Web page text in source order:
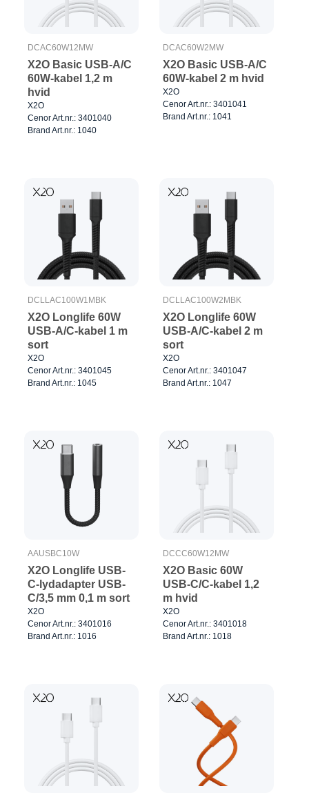
DCAC60W12MW
X2O Basic USB-A/C
60W-kabel 1,2 m
hvid
X2O
Cenor Art.nr.: 3401040
Brand Art.nr.: 1040
DCAC60W2MW
X2O Basic USB-A/C
60W-kabel 2 m hvid
X2O
Cenor Art.nr.: 3401041
Brand Art.nr.: 1041
DCLLAC100W1MBK
X2O Longlife 60W
USB-A/C-kabel 1 m
sort
X2O
Cenor Art.nr.: 3401045
Brand Art.nr.: 1045
DCLLAC100W2MBK
X2O Longlife 60W
USB-A/C-kabel 2 m
sort
X2O
Cenor Art.nr.: 3401047
Brand Art.nr.: 1047
AAUSBC10W
X2O Longlife USB-
C-lydadapter USB-
C/3,5 mm 0,1 m sort
X2O
Cenor Art.nr.: 3401016
Brand Art.nr.: 1016
DCCC60W12MW
X2O Basic 60W
USB-C/C-kabel 1,2
m hvid
X2O
Cenor Art.nr.: 3401018
Brand Art.nr.: 1018